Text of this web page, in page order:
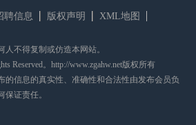
聘信息 版权声明
XML地图
人不得复制或仿造本网站。
Reserved。http://www.zgahw.net版权所有
的信息的真实性、准确性和合法性由发布会员负
保证责任。